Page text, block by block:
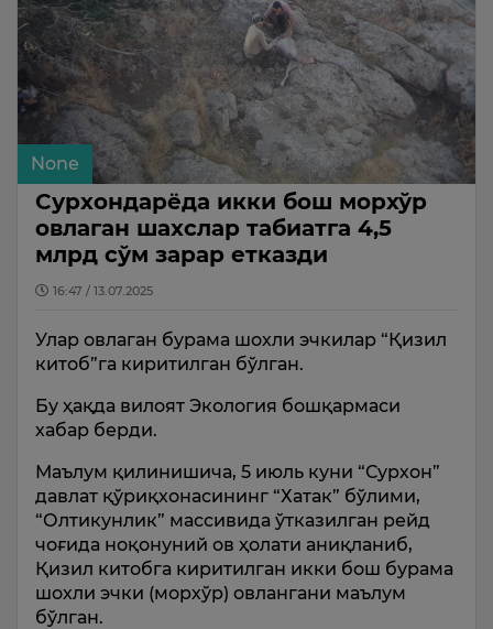
None
Сурхондарёда икки бош морхўр
овлаган шахслар табиатга 4,5
млрд сўм зарар етказди
16:47 / 13.07.2025
Улар овлаган бурама шохли эчкилар “Қизил
китоб”га киритилган бўлган.
Бу ҳақда вилоят Экология бошқармаси
хабар берди.
Маълум қилинишича, 5 июль куни “Сурхон”
давлат қўриқхонасининг “Хатак” бўлими,
“Олтикунлик” массивида ўтказилган рейд
чоғида ноқонуний ов ҳолати аниқланиб,
Қизил китобга киритилган икки бош бурама
шохли эчки (морхўр) овлангани маълум
бўлган.